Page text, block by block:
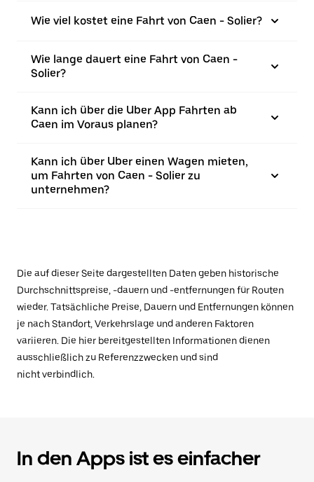
Wie viel kostet eine Fahrt von Caen - Solier?
Wie lange dauert eine Fahrt von Caen -
Solier?
Kann ich über die Uber App Fahrten ab
Caen im Voraus planen?
Kann ich über Uber einen Wagen mieten,
um Fahrten von Caen - Solier zu
unternehmen?
Die auf dieser Seite dargestellten Daten geben historische
Durchschnittspreise, -dauern und -entfernungen für Routen
wieder. Tatsächliche Preise, Dauern und Entfernungen können
je nach Standort, Verkehrslage und anderen Faktoren
variieren. Die hier bereitgestellten Informationen dienen
ausschließlich zu Referenzzwecken und sind
nicht verbindlich.
In den Apps ist es einfacher